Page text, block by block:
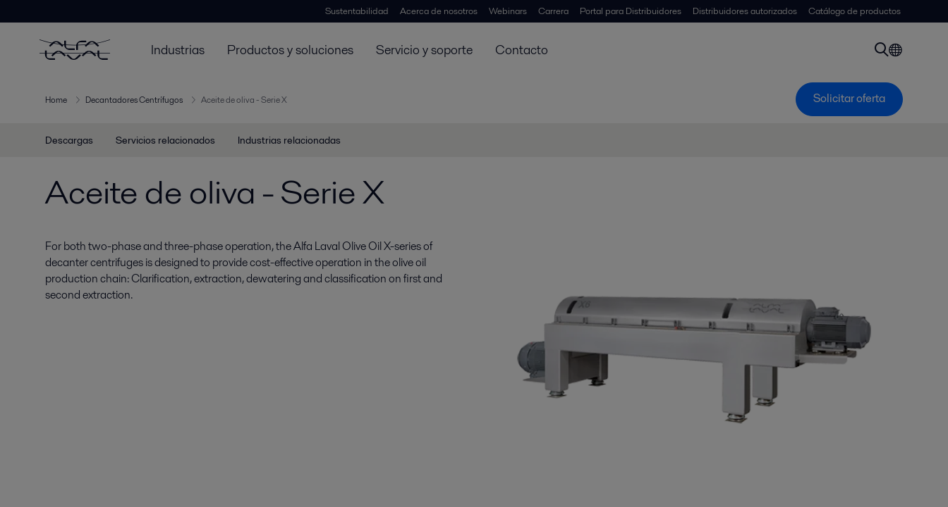
Sustentabilidad Acerca de nosotros Webinars Carrera Portal para Distribuidores Distribuidores autorizados Catálogo de productos
Industrias Productos y soluciones Servicio y soporte Contacto
Home Decantadores Centrífugos Aceite de oliva - Serie X Solicitar oferta
Descargas Servicios relacionados Industrias relacionadas
Aceite de oliva - Serie X
For both two-phase and three-phase operation, the Alfa Laval Olive Oil X-series of
decanter centrifuges is designed to provide cost-effective operation in the olive oil
production chain: Clarification, extraction, dewatering and classification on first and
second extraction.